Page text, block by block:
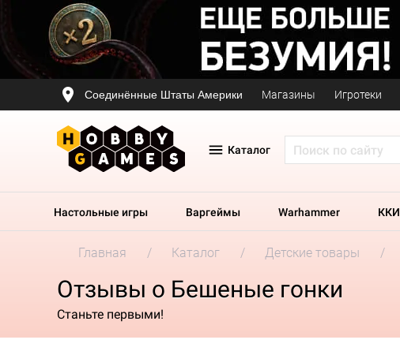
Соединённые Штаты Америки Магазины Игротеки
Каталог
Настольные игры Варгеймы Warhammer ККИ
Главная Каталог Детские товары
Отзывы о Бешеные гонки
Станьте первыми!